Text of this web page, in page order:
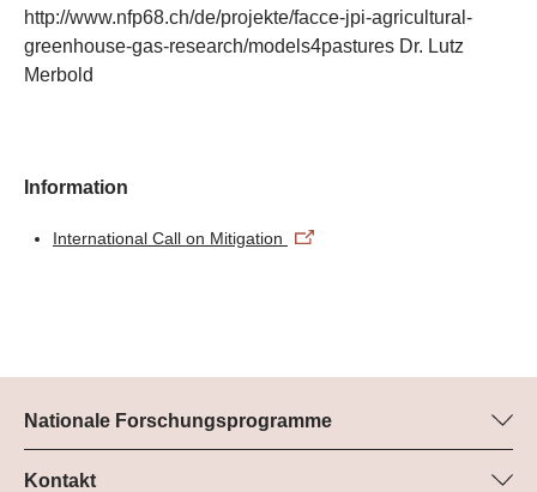
http://www.nfp68.ch/de/projekte/facce-jpi-agricultural-
greenhouse-gas-research/models4pastures Dr. Lutz
Merbold
​Information
International Call on Mitigation
Nationale Forschungsprogramme
Hier finden Sie Informationen zu allen Nationalen
Forschungsprogrammen (NFP):
Kontakt